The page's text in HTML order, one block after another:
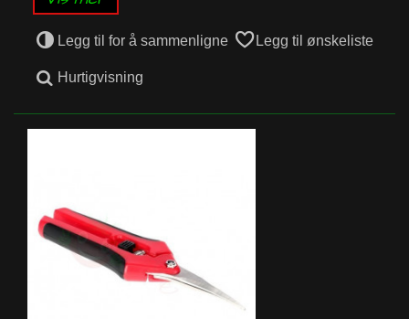
Legg til for å sammenligne Legg til ønskeliste
Hurtigvisning